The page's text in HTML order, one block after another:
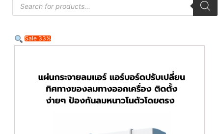
Sale 33%